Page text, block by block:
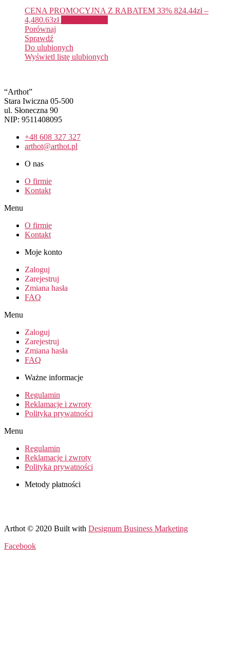
CENA PROMOCYJNA Z RABATEM 33% 824.44zł–
4,480.63zł
Porównaj
Sprawdź
Do ulubionych
Wyświetl listę ulubionych
“Arthot”
Stara Iwiczna 05-500
ul. Słoneczna 90
NIP: 9511408095
+48 608 327 327
arthot@arthot.pl
O nas
O firmie
Kontakt
Menu
O firmie
Kontakt
Moje konto
Zaloguj
Zarejestruj
Zmiana hasła
FAQ
Menu
Zaloguj
Zarejestruj
Zmiana hasła
FAQ
Ważne informacje
Regulamin
Reklamacje i zwroty
Polityka prywatności
Menu
Regulamin
Reklamacje i zwroty
Polityka prywatności
Metody płatności
Arthot © 2020 Built with Designum Business Marketing
Facebook